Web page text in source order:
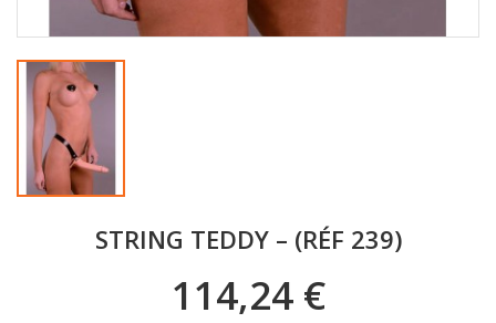
STRING TEDDY – (RÉF 239)
114,24 €